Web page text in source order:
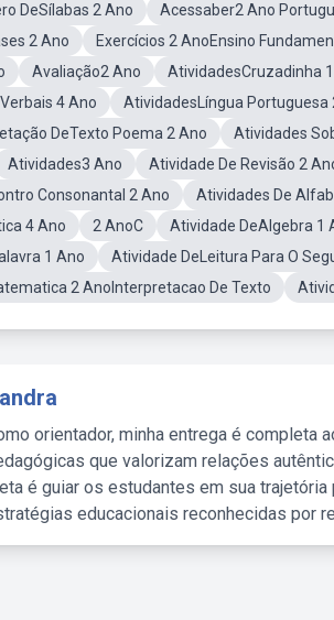
DeSílabas 2 Ano
Acessaber2 Ano
2 Ano
Exercícios 2 AnoEnsino
Avaliação2 Ano AtividadesCruzadinha
4 Ano
AtividadesLíngua Portuguesa
DeTexto Poema 2 Ano
Atividades
Atividades3 Ano Atividade De Revisão 2
Consonantal 2 Ano
Atividades De
4 Ano
2 AnoC Atividade DeAlgebra 1
1 Ano
Atividade DeLeitura Para O
2 AnoInterpretacao De Texto
orientador, minha entrega é completa
que valorizam relações
é guiar os estudantes em sua
educacionais reconhecidas por